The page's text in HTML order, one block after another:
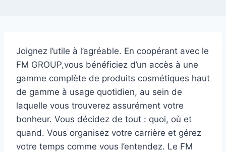
Joignez l’utile à l’agréable. En coopérant avec le
FM GROUP,vous bénéficiez d’un accès à une
gamme complète de produits cosmétiques haut
de gamme à usage quotidien, au sein de
laquelle vous trouverez assurément votre
bonheur. Vous décidez de tout : quoi, où et
quand. Vous organisez votre carrière et gérez
votre temps comme vous l’entendez. Le FM